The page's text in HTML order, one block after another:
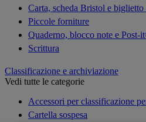
Carta, scheda Bristol e biglietto
Piccole forniture
Quaderno, blocco note e Post-
Scrittura
Classificazione e archiviazione
Vedi tutte le categorie
Accessori per classificazione
Cartella sospesa